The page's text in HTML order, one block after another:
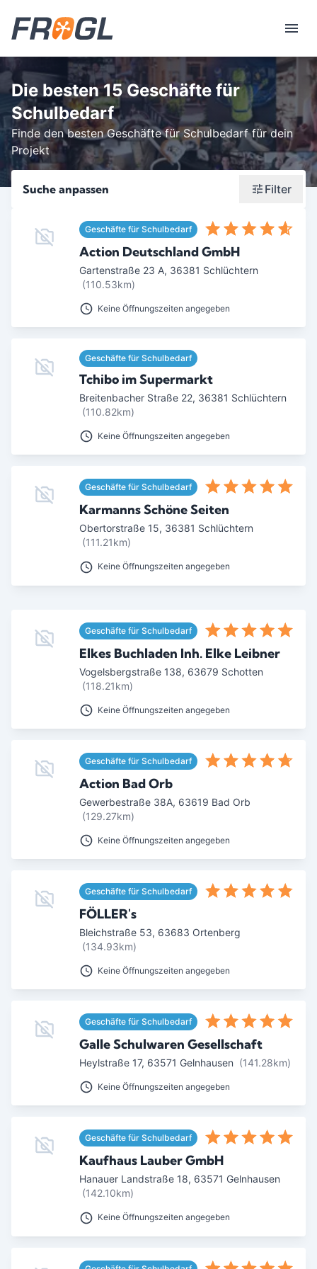
Die besten 15 Geschäfte für
Schulbedarf
Finde den besten Geschäfte für Schulbedarf für dein
Projekt
Suche anpassen Filter
Wonach suchst du?
Stadt oder Postleitzahl
Umkreis in Km
10 15 20 25
Ab Sterne
1 2 3
SUCHEN
Geschäfte für Schulbedarf
Action Deutschland GmbH
Gartenstraße 23 A, 36381 Schlüchtern
(110.53km)
Keine Öffnungszeiten angegeben
Geschäfte für Schulbedarf
Tchibo im Supermarkt
Breitenbacher Straße 22, 36381 Schlüchtern
(110.82km)
Keine Öffnungszeiten angegeben
Geschäfte für Schulbedarf
Karmanns Schöne Seiten
Obertorstraße 15, 36381 Schlüchtern
(111.21km)
Keine Öffnungszeiten angegeben
Geschäfte für Schulbedarf
Elkes Buchladen Inh. Elke Leibner
Vogelsbergstraße 138, 63679 Schotten
(118.21km)
Keine Öffnungszeiten angegeben
Geschäfte für Schulbedarf
Action Bad Orb
Gewerbestraße 38A, 63619 Bad Orb
(129.27km)
Keine Öffnungszeiten angegeben
Geschäfte für Schulbedarf
FÖLLER's
Bleichstraße 53, 63683 Ortenberg
(134.93km)
Keine Öffnungszeiten angegeben
Geschäfte für Schulbedarf
Galle Schulwaren Gesellschaft
Heylstraße 17, 63571 Gelnhausen (141.28km)
Keine Öffnungszeiten angegeben
Geschäfte für Schulbedarf
Kaufhaus Lauber GmbH
Hanauer Landstraße 18, 63571 Gelnhausen
(142.10km)
Keine Öffnungszeiten angegeben